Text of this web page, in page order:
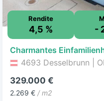
Rendite
4,5 % -
Charmantes
4693 Desselbrunn |
329.000 €
2.269 € / m2